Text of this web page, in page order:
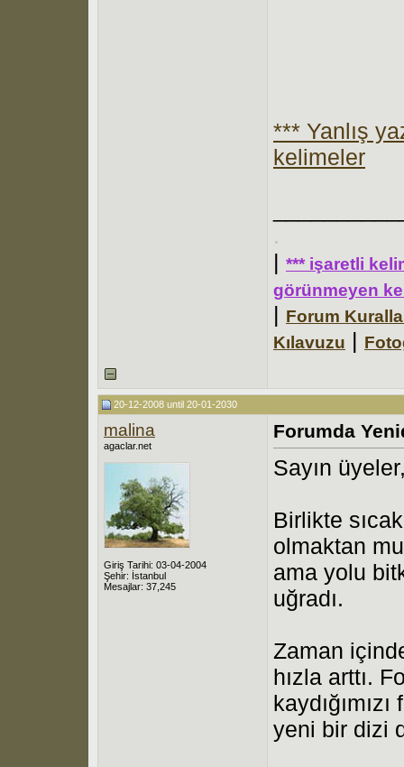
*** Yanlış
kelimeler
.
| *** işaretli
görünmeyen
| Forum
Kılavuzu |
20-12-2008 until 20-01-2030
malina
agaclar.net
Giriş Tarihi: 03-04-2004
Şehir: İstanbul
Mesajlar: 37,245
Forumda
Sayın
Birlikte
olmaktan
ama yolu
uğradı.
Zaman
hızla arttı.
yeni bir dizi